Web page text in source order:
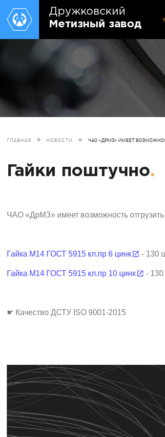
Дружковский
Метизный завод
ГЛАВНАЯ НОВОСТИ ЧАО «ДРМЗ» ИМЕЕТ
Гайки поштучно.
ЧАО «ДрМЗ» имеет возможность отгрузить
Гайка М14 ГОСТ 5915 кл.пр 6 цинк - 130
Гайка М14 ГОСТ 5915 кл.пр 10 цинк - 130
☛ Качество ДСТУ ISO 9001-2015